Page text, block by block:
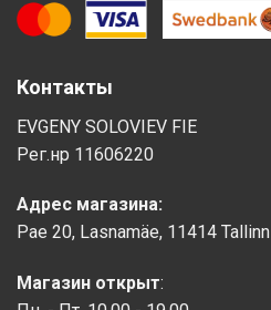
Контакты
EVGENY SOLOVIEV FIE
Рег.нр 11606220
Адрес магазина:
Pae 20, Lasnamäe, 11414 Tallinn
Магазин открыт: